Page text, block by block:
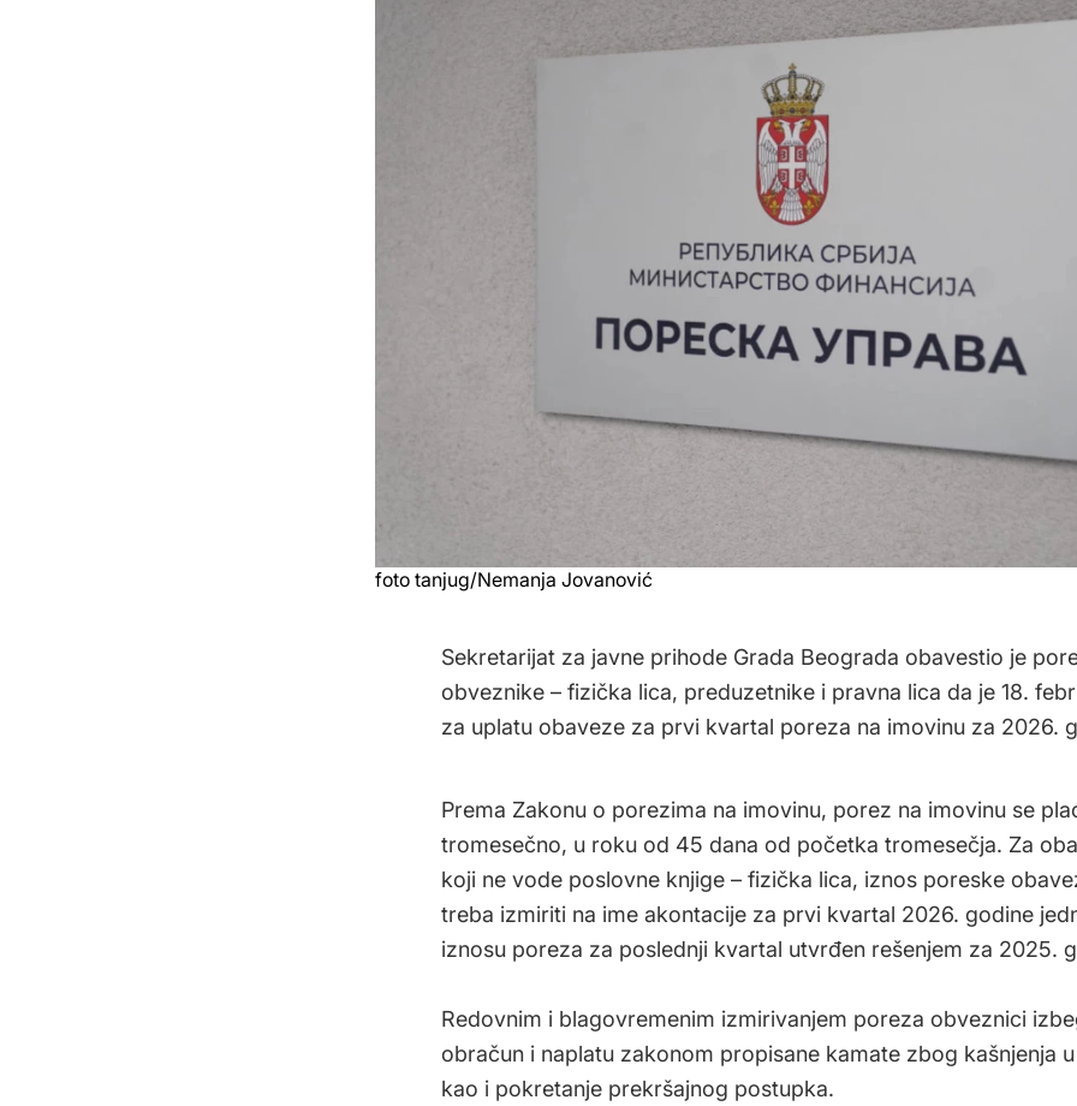
foto tanjug/Nemanja Jovanović
Sekretarijat za javne prihode Grada Beograda obavestio je
obveznike – fizička lica, preduzetnike i pravna lica da je 18.
za uplatu obaveze za prvi kvartal poreza na imovinu za 2026.
Prema Zakonu o porezima na imovinu, porez na imovinu se
tromesečno, u roku od 45 dana od početka tromesečja. Za
koji ne vode poslovne knjige – fizička lica, iznos poreske
treba izmiriti na ime akontacije za prvi kvartal 2026. godine
iznosu poreza za poslednji kvartal utvrđen rešenjem za 2025.
Redovnim i blagovremenim izmirivanjem poreza obveznici
obračun i naplatu zakonom propisane kamate zbog kašnjenja
kao i pokretanje prekršajnog postupka.